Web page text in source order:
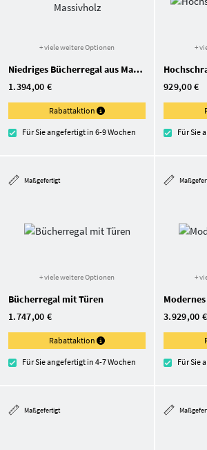
+ viele weitere Optionen
Niedriges Bücherregal aus Massivholz
1.394,00 €
Rabattaktion
Für Sie angefertigt in 6-9 Wochen
+
929,00 €
Für Sie
Maßgefertigt
+ viele weitere Optionen
Bücherregal mit Türen
1.747,00 €
Rabattaktion
Für Sie angefertigt in 4-7 Wochen
+
3.929,00 €
Für Sie
Maßgefertigt